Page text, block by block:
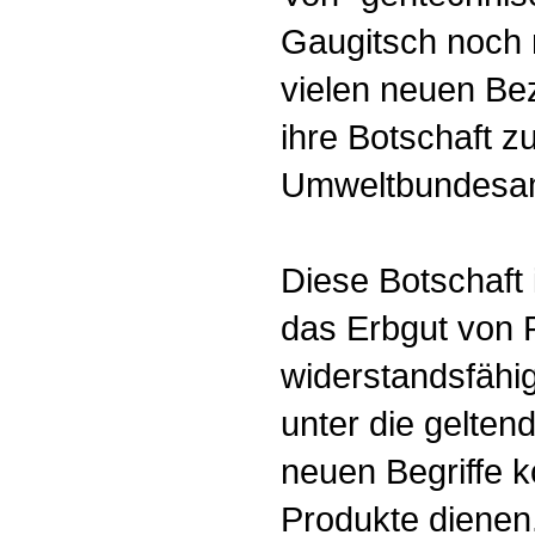
Gaugitsch noch
vielen neuen
ihre Botschaft
Diese
das Erbgut von
unter die
neuen Begriffe
Produkte